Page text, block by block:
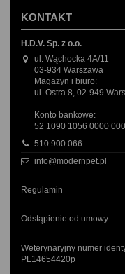
KONTAKT
H.D.V. Sp. z o.o.
ul. Wąchocka 4A/11
03-934 Warszawa
Magazyn i biuro:
ul. Ostra 8, 02-949
Konto bankowe:
52 1090 1056 0000
510 900 066
info@modernpet.pl
Regulamin
Odstąpienie od umowy
Weterynaryjny numer
PL14654420p